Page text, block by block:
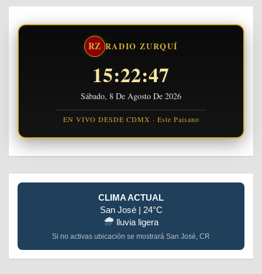
RZ RADIO ZURQUÍ
15:22:48
Sábado, 8 De Agosto De 2026
EN VIVO DESDE CDMX · Este Paisano
CLIMA ACTUAL
San José | 24°C
lluvia ligera
Si no activas ubicación se mostrará San José, CR